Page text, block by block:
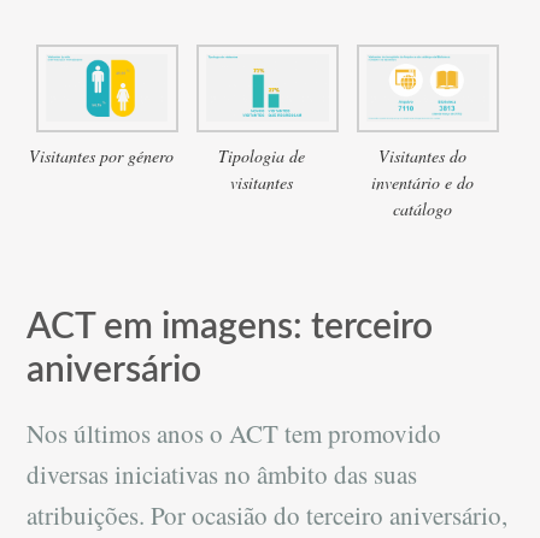
Visitantes por género
Tipologia de
visitantes
Visitantes do
inventário e do
catálogo
ACT em imagens: terceiro
aniversário
Nos últimos anos o ACT tem promovido
diversas iniciativas no âmbito das suas
atribuições. Por ocasião do terceiro aniversário,